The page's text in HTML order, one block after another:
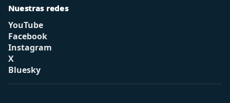
Nuestras redes
YouTube
Facebook
Instagram
X
Bluesky